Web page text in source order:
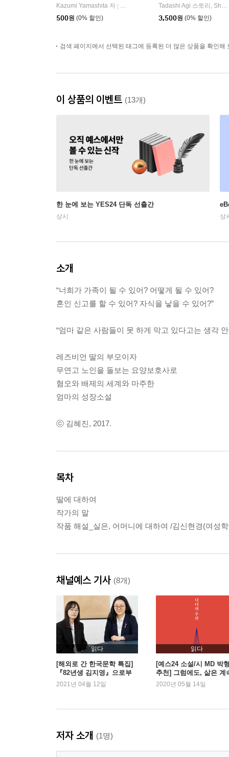
Kazumi Yamashita 저 |
500원 (0% 할인)
3,500원 (0% 할인)
검색 페이지에서 선택된 태그에 등록된 더 많은 상품을 확인해
이 상품의 이벤트 (13개)
한 눈에 보는 YES24 단독 선출간
상시 상
소개
“너희가 가족이 될 수 있어? 어떻게 될 수 있어?
혼인 신고를 할 수 있어? 자식을 낳을 수 있어?”
“엄마 같은 사람들이 못 하게 막고 있다고는 생각 안
레즈비언 딸의 부모이자
무연고 노인을 돌보는 요양보호사로
혐오와 배제의 세계와 마주한
엄마의 성장소설
ⓒ 김혜진, 2017.
목차
딸에 대하여
작가의 말
작품 해설_실은, 어머니에 대하여 /김신현경(여성
채널예스 기사 (8개)
읽다
[해외로 간 한국문학 특집]
『82년생 김지영』으로부
터 - 민음사 남유선, 박혜진
2021년 04월 12일
읽다
[예스24 소설/시 MD 박
추천] 그럼에도, 삶은 계
됩니다
2020년 05월 14일
저자 소개 (1명)